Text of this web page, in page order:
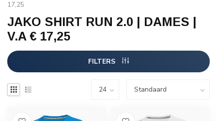
17,25
JAKO SHIRT RUN 2.0 | DAMES |
V.A € 17,25
FILTERS